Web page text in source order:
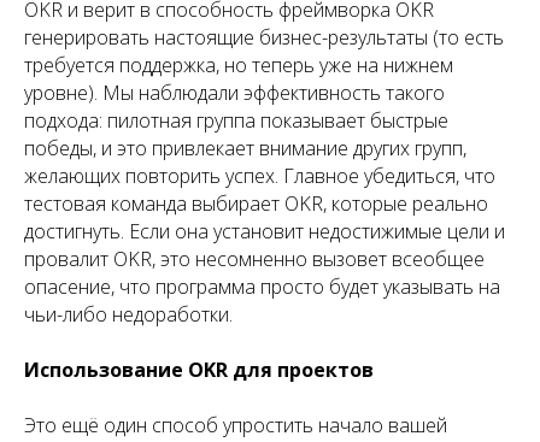
OKR и верит в способность фреймворка OKR
генерировать настоящие бизнес-результаты (то есть
требуется поддержка, но теперь уже на нижнем
уровне). Мы наблюдали эффективность такого
подхода: пилотная группа показывает быстрые
победы, и это привлекает внимание других групп,
желающих повторить успех. Главное убедиться, что
тестовая команда выбирает OKR, которые реально
достигнуть. Если она установит недостижимые цели и
провалит OKR, это несомненно вызовет всеобщее
опасение, что программа просто будет указывать на
чьи-либо недоработки.
Использование OKR для проектов
Это ещё один способ упростить начало вашей